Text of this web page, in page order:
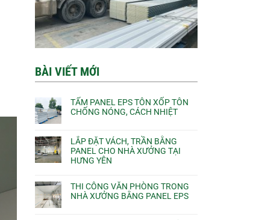
BÀI VIẾT MỚI
TẤM PANEL EPS TÔN XỐP TÔN
CHỐNG NÓNG, CÁCH NHIỆT
LẮP ĐẶT VÁCH, TRẦN BẰNG
PANEL CHO NHÀ XƯỞNG TẠI
HƯNG YÊN
THI CÔNG VĂN PHÒNG TRONG
NHÀ XƯỞNG BẰNG PANEL EPS